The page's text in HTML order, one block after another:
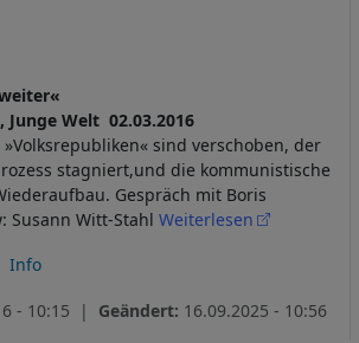
Junge Welt 02.03.2016
sind verschoben, der
stagniert,und die kommunistische
Gespräch mit Boris
Susann Witt-Stahl Weiterlesen
Info
- 10:15 | Geändert: 16.09.2025 - 10:56